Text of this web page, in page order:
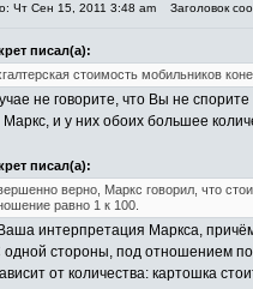
Чт Сен 15, 2011 3:48 am Заголовок
писал(а):
стоимость мобильников
не говорите, что Вы не
Маркс, и у них обоих большее
писал(а):
верно, Маркс говорил, что
равно 1 к 100.
интерпретация Маркса,
одной стороны, под отношением
от количества: картошка